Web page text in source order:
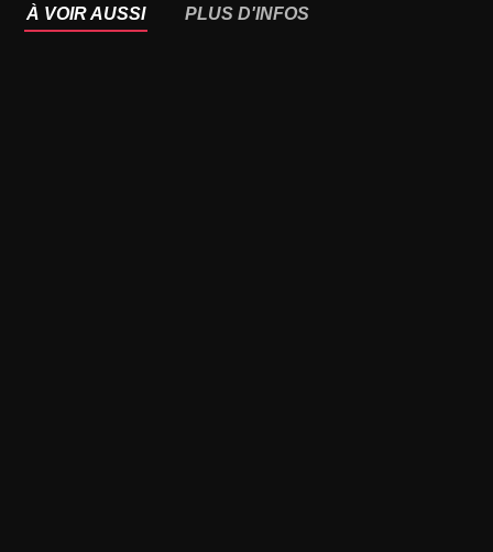
À VOIR AUSSI PLUS D'INFOS